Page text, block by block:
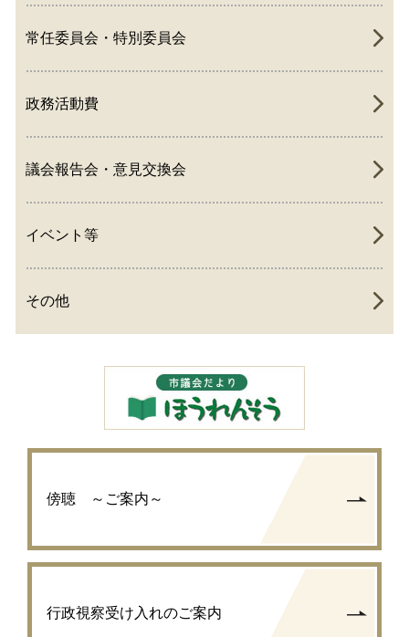
常任委員会・特別委員会
政務活動費
議会報告会・意見交換会
イベント等
その他
傍聴 ～ご案内～
行政視察受け入れのご案内